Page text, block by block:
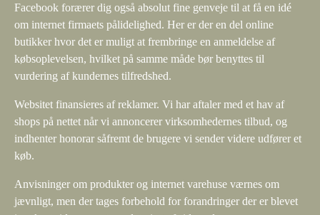
Facebook forærer dig også absolut fine genveje til at få en idé
om internet firmaets pålidelighed. Her er der en del online
butikker hvor det er muligt at frembringe en anmeldelse af
købsoplevelsen, hvilket på samme måde bør benyttes til
vurdering af kundernes tilfredshed.
Websitet finansieres af reklamer. Vi har aftaler med et hav af
shops på nettet når vi annoncerer virksomhedernes tilbud, og
indhenter honorar såfremt de brugere vi sender videre udfører et
køb.
Anvisninger om produkter og internet varehuse værnes om
jævnligt, men der tages forbehold for forandringer der er blevet